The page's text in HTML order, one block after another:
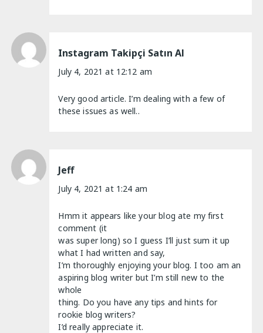
Instagram Takipçi Satın Al
July 4, 2021 at 12:12 am
Very good article. I’m dealing with a few of
these issues as well..
Jeff
July 4, 2021 at 1:24 am
Hmm it appears like your blog ate my first
comment (it
was super long) so I guess I’ll just sum it up
what I had written and say,
I’m thoroughly enjoying your blog. I too am an
aspiring blog writer but I’m still new to the
whole
thing. Do you have any tips and hints for
rookie blog writers?
I’d really appreciate it.